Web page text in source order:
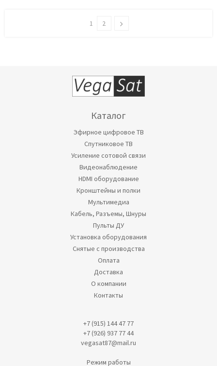
1 2
Каталог
Эфирное цифровое ТВ
Спутниковое ТВ
Усиление сотовой связи
Видеонаблюдение
HDMI оборудование
Кронштейны и полки
Мультимедиа
Кабель, Разъемы, Шнуры
Пульты ДУ
Установка оборудования
Снятые с производства
Оплата
Доставка
О компании
Контакты
+7 (915) 144 47 77
+7 (926) 937 77 44
vegasat87@mail.ru
Режим работы